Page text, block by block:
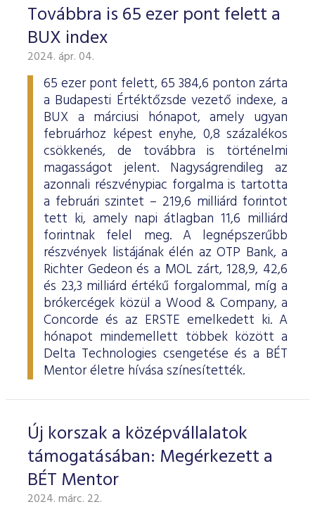
Továbbra is 65 ezer pont felett a
BUX index
2024. ápr. 04.
65 ezer pont felett, 65 384,6 ponton zárta
a Budapesti Értéktőzsde vezető indexe, a
BUX a márciusi hónapot, amely ugyan
februárhoz képest enyhe, 0,8 százalékos
csökkenés, de továbbra is történelmi
magasságot jelent. Nagyságrendileg az
azonnali részvénypiac forgalma is tartotta
a februári szintet – 219,6 milliárd forintot
tett ki, amely napi átlagban 11,6 milliárd
forintnak felel meg. A legnépszerűbb
részvények listájának élén az OTP Bank, a
Richter Gedeon és a MOL zárt, 128,9, 42,6
és 23,3 milliárd értékű forgalommal, míg a
brókercégek közül a Wood & Company, a
Concorde és az ERSTE emelkedett ki. A
hónapot mindemellett többek között a
Delta Technologies csengetése és a BÉT
Mentor életre hívása színesítették.
Új korszak a középvállalatok
támogatásában: Megérkezett a
BÉT Mentor
2024. márc. 22.